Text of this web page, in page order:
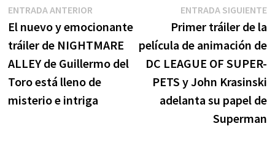
Navegación
de
entradas
ENTRADA ANTERIOREntrada
anterior:
El nuevo y emocionante
tráiler de NIGHTMARE
ALLEY de Guillermo del
Toro está lleno de
misterio e intriga
ENTRADA SIGUIENTE
Primer tráiler de la
película de animación de
DC LEAGUE OF SUPER-
PETS y John Krasinski
adelanta su papel de
Superman